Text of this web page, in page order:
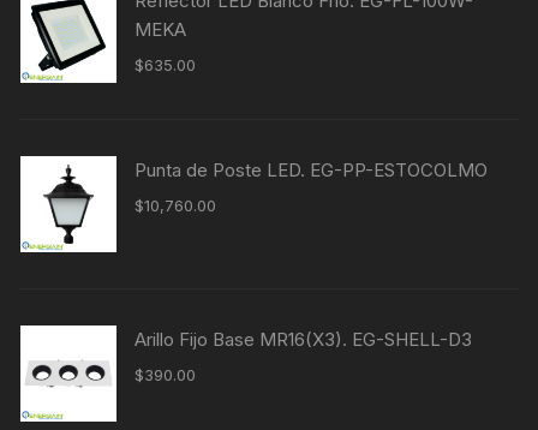
MEKA
$635.00
Punta de Poste LED. EG-PP-ESTOCOLMO
$10,760.00
Arillo Fijo Base MR16(X3). EG-SHELL-D3
$390.00